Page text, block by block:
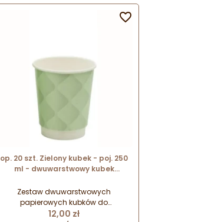
op. 20 szt. Zielony kubek - poj. 250
ml - dwuwarstwowy kubek
śr. 80 mm x wys. 91 mm
Zestaw dwuwarstwowych
papierowych kubków do
serwowania ciepłych i gorących
Cena
12,00 zł
